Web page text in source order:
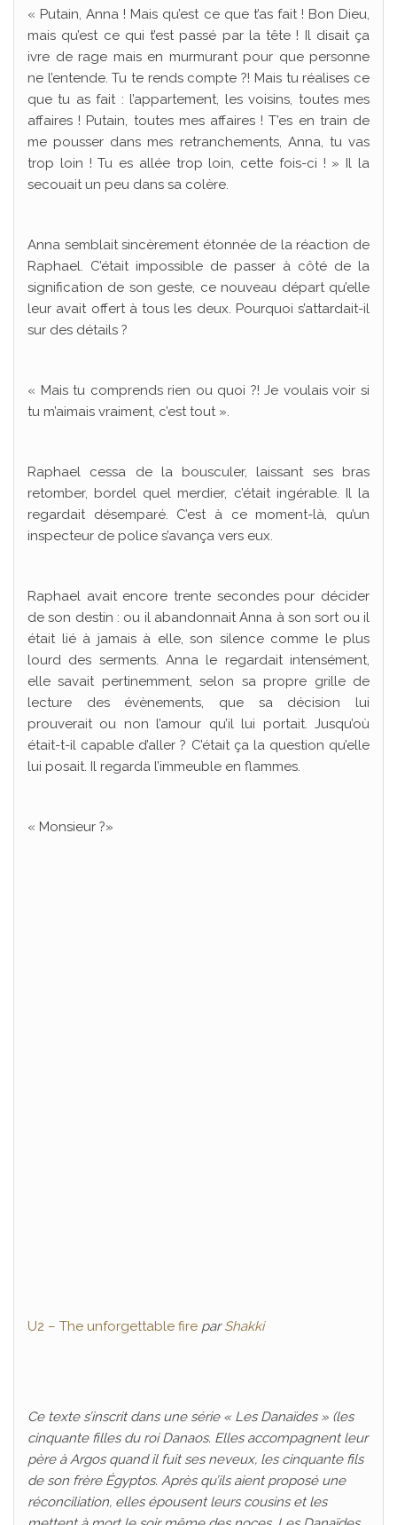
« Putain, Anna ! Mais qu’est ce que t’as fait ! Bon Dieu,
mais qu’est ce qui t’est passé par la tête ! Il disait ça
ivre de rage mais en murmurant pour que personne
ne l’entende. Tu te rends compte ?! Mais tu réalises ce
que tu as fait : l’appartement, les voisins, toutes mes
affaires ! Putain, toutes mes affaires ! T’es en train de
me pousser dans mes retranchements, Anna, tu vas
trop loin ! Tu es allée trop loin, cette fois-ci ! » Il la
secouait un peu dans sa colère.
Anna semblait sincèrement étonnée de la réaction de
Raphael. C’était impossible de passer à côté de la
signification de son geste, ce nouveau départ qu’elle
leur avait offert à tous les deux. Pourquoi s’attardait-il
sur des détails ?
« Mais tu comprends rien ou quoi ?! Je voulais voir si
tu m’aimais vraiment, c’est tout ».
Raphael cessa de la bousculer, laissant ses bras
retomber, bordel quel merdier, c’était ingérable. Il la
regardait désemparé. C’est à ce moment-là, qu’un
inspecteur de police s’avança vers eux.
Raphael avait encore trente secondes pour décider
de son destin : ou il abandonnait Anna à son sort ou il
était lié à jamais à elle, son silence comme le plus
lourd des serments. Anna le regardait intensément,
elle savait pertinemment, selon sa propre grille de
lecture des évènements, que sa décision lui
prouverait ou non l’amour qu’il lui portait. Jusqu’où
était-t-il capable d’aller ? C’était ça la question qu’elle
lui posait. Il regarda l’immeuble en flammes.
« Monsieur ?»
U2 – The unforgettable fire parShakki
Ce texte s’inscrit dans une série « Les Danaïdes » (les
cinquante filles du roi Danaos. Elles accompagnent leur
père à Argos quand il fuit ses neveux, les cinquante fils
de son frère Égyptos. Après qu’ils aient proposé une
réconciliation, elles épousent leurs cousins et les